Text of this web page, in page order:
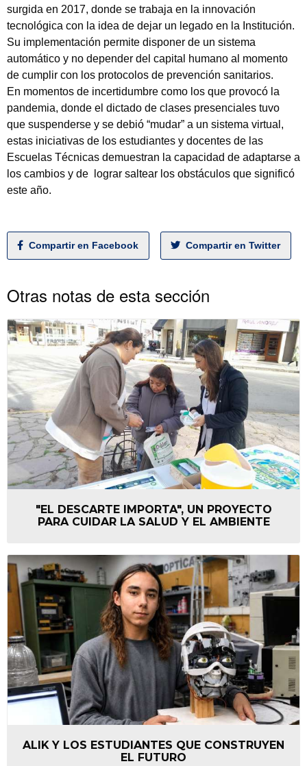
surgida en 2017, donde se trabaja en la innovación
tecnológica con la idea de dejar un legado en la Institución.
Su implementación permite disponer de un sistema
automático y no depender del capital humano al momento
de cumplir con los protocolos de prevención sanitarios.
En momentos de incertidumbre como los que provocó la
pandemia, donde el dictado de clases presenciales tuvo
que suspenderse y se debió “mudar” a un sistema virtual,
estas iniciativas de los estudiantes y docentes de las
Escuelas Técnicas demuestran la capacidad de adaptarse a
los cambios y de lograr saltear los obstáculos que significó
este año.
Compartir en Facebook Compartir en Twitter
Otras notas de esta sección
"EL DESCARTE IMPORTA", UN PROYECTO
PARA CUIDAR LA SALUD Y EL AMBIENTE
ALIK Y LOS ESTUDIANTES QUE CONSTRUYEN
EL FUTURO